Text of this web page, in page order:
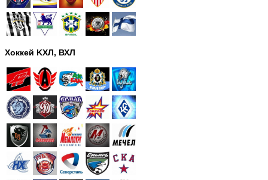
Хоккей KХЛ, ВХЛ